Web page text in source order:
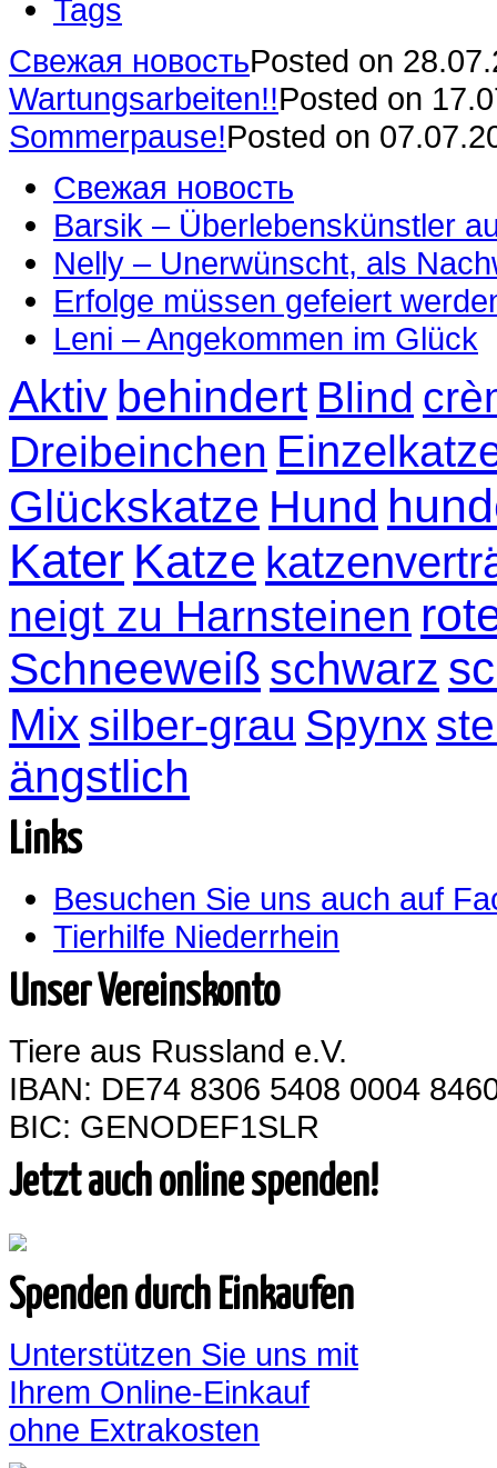
Tags
Свежая новостьPosted on
Wartungsarbeiten!!Posted on
Sommerpause!Posted on
Свежая новость
Barsik – Überlebenskünstler
Nelly – Unerwünscht, als
Erfolge müssen gefeiert
Leni – Angekommen im Glück
Aktiv behindert Blind
Dreibeinchen
Glückskatze Hund
Kater Katze
neigt zu Harnsteinen
Schneeweiß schwarz
Mix silber-grau Spynx
ängstlich
Links
Besuchen Sie uns auch auf
Tierhilfe Niederrhein
Unser Vereinskonto
Tiere aus Russland e.V.
IBAN: DE74 8306 5408 0004
BIC: GENODEF1SLR
Jetzt auch online spenden!
Spenden durch Einkaufen
Unterstützen Sie uns mit
Ihrem Online-Einkauf
ohne Extrakosten